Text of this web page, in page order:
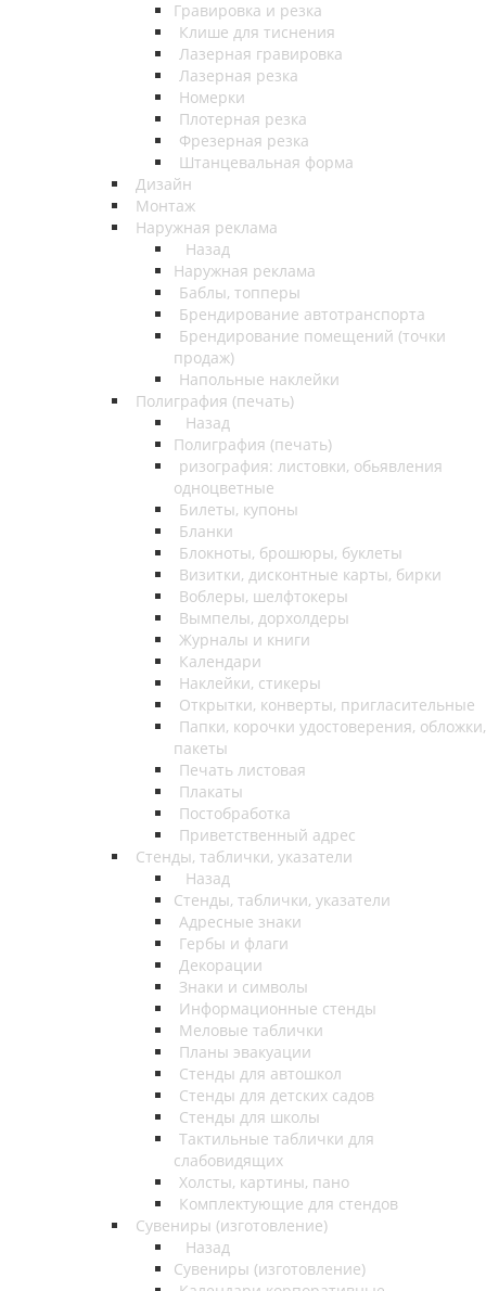
Гравировка и резка
Клише для тиснения
Лазерная гравировка
Лазерная резка
Номерки
Плотерная резка
Фрезерная резка
Штанцевальная форма
Дизайн
Монтаж
Наружная реклама
Назад
Наружная реклама
Баблы, топперы
Брендирование автотранспорта
Брендирование помещений (точки
продаж)
Напольные наклейки
Полиграфия (печать)
Назад
Полиграфия (печать)
ризография: листовки, обьявления
одноцветные
Билеты, купоны
Бланки
Блокноты, брошюры, буклеты
Визитки, дисконтные карты, бирки
Воблеры, шелфтокеры
Вымпелы, дорхолдеры
Журналы и книги
Календари
Наклейки, стикеры
Открытки, конверты, пригласительные
Папки, корочки удостоверения, обложки,
пакеты
Печать листовая
Плакаты
Постобработка
Приветственный адрес
Стенды, таблички, указатели
Назад
Стенды, таблички, указатели
Адресные знаки
Гербы и флаги
Декорации
Знаки и символы
Информационные стенды
Меловые таблички
Планы эвакуации
Стенды для автошкол
Стенды для детских садов
Стенды для школы
Тактильные таблички для
слабовидящих
Холсты, картины, пано
Комплектующие для стендов
Сувениры (изготовление)
Назад
Сувениры (изготовление)